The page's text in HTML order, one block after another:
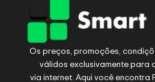
Os preços, promoções,
válidos exclusivamente para
via internet. Aqui você encontra